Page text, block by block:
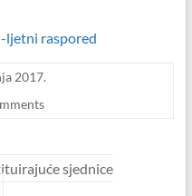
ljetni raspored
2017.
sjednice